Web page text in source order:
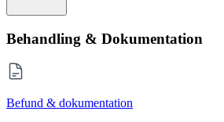
Behandling & Dokumentation
Befund & dokumentation